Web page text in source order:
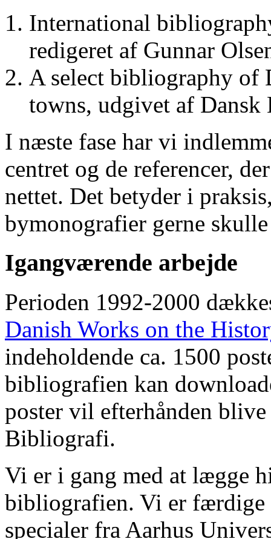
International
redigeret af Gunnar
A select bibliography of
towns, udgivet af
I næste fase har vi
centret og de referencer,
nettet. Det betyder i
bymonografier gerne
Igangværende arbejde
Perioden 1992-2000
Danish Works on the
indeholdende ca. 1500
bibliografien kan
poster vil efterhånden
Bibliografi.
Vi er i gang med at lægge
bibliografien. Vi er færdige
specialer fra Aarhus